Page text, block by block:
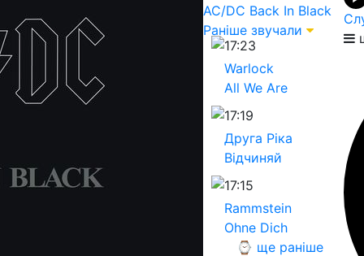
AC/DC Back In Black
Раніше звучали
17:23
Warlock
All We Are
17:19
Друга Ріка
Відчиняй
17:15
Rammstein
Ohne Dich
⌚ ще раніше